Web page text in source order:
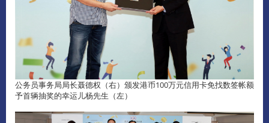
公务员事务局局长聂德权（右）颁发港币100万元信用卡免找数签帐额
予首辆抽奖的幸运儿杨先生（左）